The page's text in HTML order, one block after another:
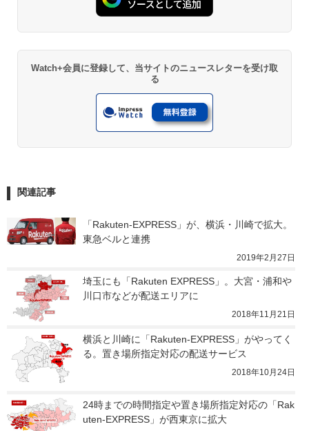
Watch+会員に登録して、当サイトのニュースレターを受け取
る
関連記事
「Rakuten-EXPRESS」が、横浜・川崎で拡大。
東急ベルと連携
2019年2月27日
埼玉にも「Rakuten EXPRESS」。大宮・浦和や
川口市などが配送エリアに
2018年11月21日
横浜と川崎に「Rakuten-EXPRESS」がやってく
る。置き場所指定対応の配送サービス
2018年10月24日
24時までの時間指定や置き場所指定対応の「Rak
uten-EXPRESS」が西東京に拡大